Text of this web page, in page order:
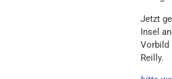
Jetzt
Insel
Vorbild
Reilly.